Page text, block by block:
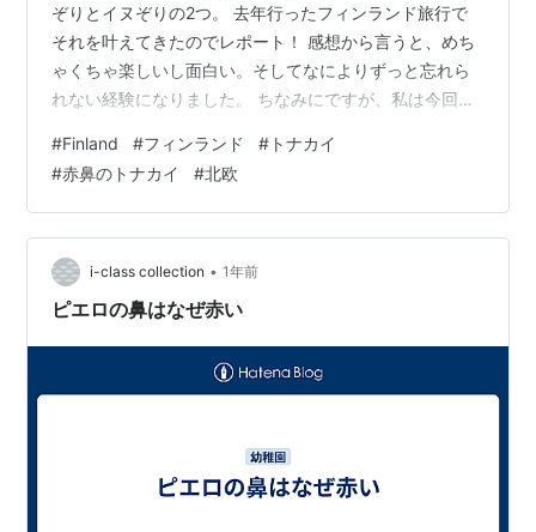
ぞりとイヌぞりの2つ。 去年行ったフィンランド旅行で
それを叶えてきたのでレポート！ 感想から言うと、めち
ゃくちゃ楽しいし面白い。そしてなによりずっと忘れら
れない経験になりました。 ちなみにですが、私は今回フ
ィをやってきました。『Visit Inari』というサイトからア
クティビティの予約から支払い、シャトルバスの手配ま
で全て完結できるので便利！ 良いものはシェアしよう！
ということで、以下にリンク貼っておくのでフィンラン
ド旅行の際はぜひにご活用ください。 visitinari.fi ではト
ナカイぞ…
#Finland #フィンランド # トナカイ
#赤鼻のトナカイ #北欧
i-class collection • 1年前
ピエロの鼻はなぜ赤い